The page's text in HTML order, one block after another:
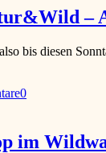
–
bis diesen
0
im